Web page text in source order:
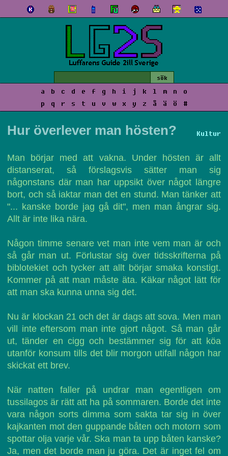
a b c d e f g h i j k l m n
o
p
q r s t u v w x y z å ä ö #
Kultur
Hur överlever man hösten?
Man börjar med att vakna. Under hösten är allt
distanserat, så förslagsvis sätter man sig
någonstans där man har uppsikt över något längre
bort, och så iaktar man det en stund. Man tänker att
"... kanske borde jag gå dit", men man ångrar sig.
Allt är inte lika nära.
Någon timme senare vet man inte vem man är och
så går man ut. Förlustar sig över tidsskrifterna på
biblotekiet och tycker att allt börjar smaka konstigt.
Kommer på att man måste äta. Käkar något lätt för
att man ska kunna unna sig det.
Nu är klockan 21 och det är dags att sova. Men man
vill inte eftersom man inte gjort något. Så man går
ut, tänder en cigg och bestämmer sig för att köa
utanför konsum tills det blir morgon utifall någon har
skickat ett brev.
När natten faller på undrar man egentligen om
tussilagos är rätt att ha på sommaren. Borde det inte
vara någon sorts dimma som sakta tar sig in över
kajkanten mot den guppande båten och motorn som
spottar olja varje vår. Ska man ta upp båten kanske?
Ja, men det borde man ju göra. Det är inget fel om